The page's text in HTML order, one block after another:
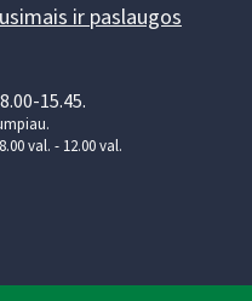
ir paslaugos
15.45.
val. - 12.00 val.